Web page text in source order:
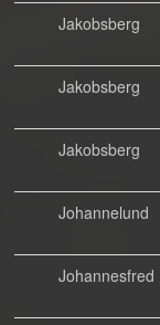
Jakobsberg
Jakobsberg
Jakobsberg
Johannelund
Johannesfred